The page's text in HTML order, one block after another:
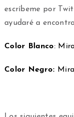
escríbeme por
ayudaré a
Color Blanco:
Color Negro: